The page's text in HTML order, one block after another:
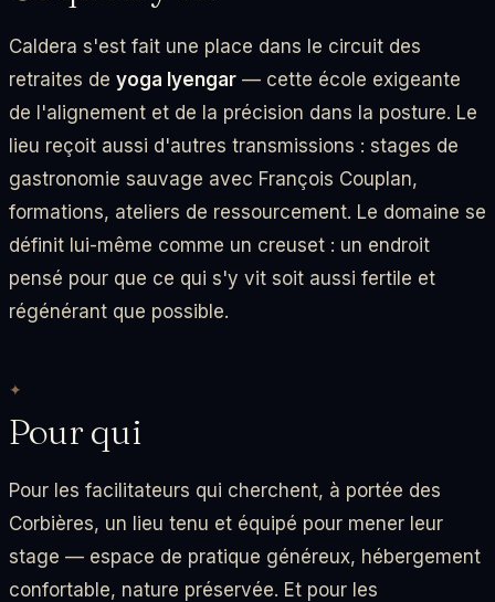
Caldera s'est fait une place dans le circuit des
retraites de yoga Iyengar — cette école exigeante
de l'alignement et de la précision dans la posture. Le
lieu reçoit aussi d'autres transmissions : stages de
gastronomie sauvage avec François Couplan,
formations, ateliers de ressourcement. Le domaine se
définit lui-même comme un creuset : un endroit
pensé pour que ce qui s'y vit soit aussi fertile et
régénérant que possible.
Pour qui
Pour les facilitateurs qui cherchent, à portée des
Corbières, un lieu tenu et équipé pour mener leur
stage — espace de pratique généreux, hébergement
confortable, nature préservée. Et pour les